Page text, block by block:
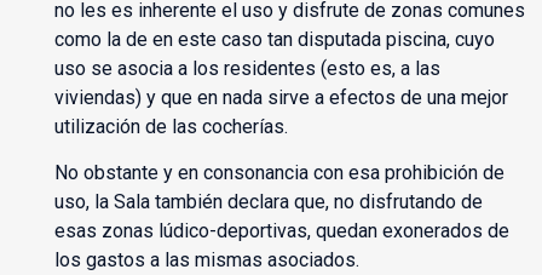
no les es inherente el uso y disfrute de zonas comunes
como la de en este caso tan disputada piscina, cuyo
uso se asocia a los residentes (esto es, a las
viviendas) y que en nada sirve a efectos de una mejor
utilización de las cocherías.
No obstante y en consonancia con esa prohibición de
uso, la Sala también declara que, no disfrutando de
esas zonas lúdico-deportivas, quedan exonerados de
los gastos a las mismas asociados.